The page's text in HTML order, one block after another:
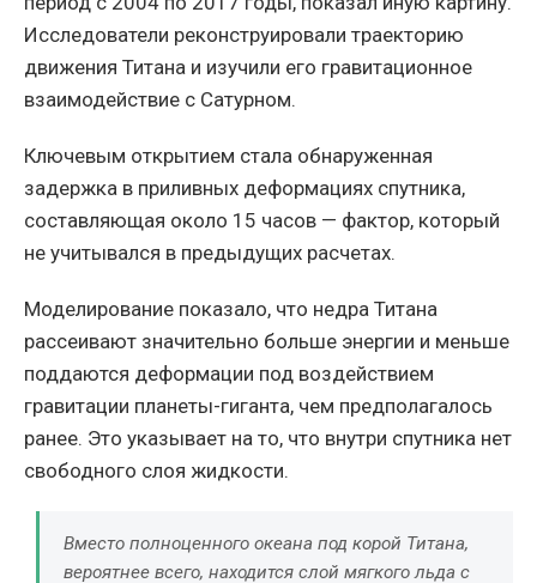
Исследователи реконструировали траекторию
движения Титана и изучили его гравитационное
взаимодействие с Сатурном.
Ключевым открытием стала обнаруженная
задержка в приливных деформациях спутника,
составляющая около 15 часов — фактор, который
не учитывался в предыдущих расчетах.
Моделирование показало, что недра Титана
рассеивают значительно больше энергии и меньше
поддаются деформации под воздействием
гравитации планеты-гиганта, чем предполагалось
ранее. Это указывает на то, что внутри спутника нет
свободного слоя жидкости.
Вместо полноценного океана под корой Титана,
вероятнее всего, находится слой мягкого льда с